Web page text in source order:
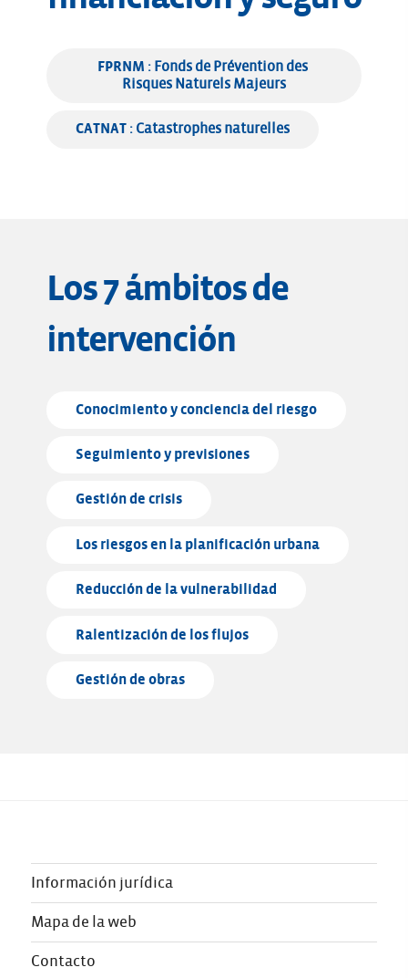
FPRNM : Fonds de Prévention des
Risques Naturels Majeurs
CATNAT : Catastrophes naturelles
Los 7 ámbitos de
intervención
Conocimiento y conciencia del riesgo
Seguimiento y previsiones
Gestión de crisis
Los riesgos en la planificación urbana
Reducción de la vulnerabilidad
Ralentización de los flujos
Gestión de obras
Información jurídica
Mapa de la web
Contacto